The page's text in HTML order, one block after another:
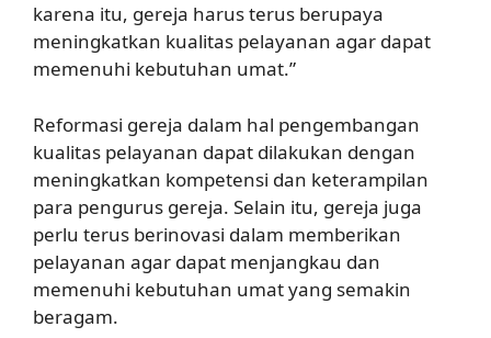
karena itu, gereja harus terus berupaya
meningkatkan kualitas pelayanan agar dapat
memenuhi kebutuhan umat.”
Reformasi gereja dalam hal pengembangan
kualitas pelayanan dapat dilakukan dengan
meningkatkan kompetensi dan keterampilan
para pengurus gereja. Selain itu, gereja juga
perlu terus berinovasi dalam memberikan
pelayanan agar dapat menjangkau dan
memenuhi kebutuhan umat yang semakin
beragam.